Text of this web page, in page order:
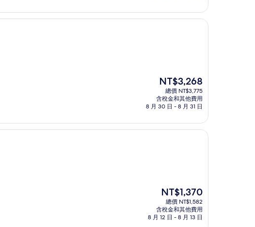
NT$2,510
現
價
格
NT$3,268
NT$3,268
總價 NT$3,775
含稅金和其他費用
8 月 30 日 - 8 月 31 日
現
在
價
格
NT$1,370
總價 NT$1,582
含稅金和其他費用
8 月 12 日 - 8 月 13 日